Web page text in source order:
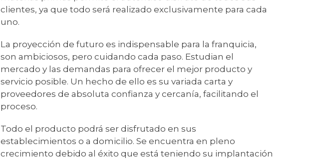
clientes, ya que todo será realizado exclusivamente para cada
uno.
La proyección de futuro es indispensable para la franquicia,
son ambiciosos, pero cuidando cada paso. Estudian el
mercado y las demandas para ofrecer el mejor producto y
servicio posible. Un hecho de ello es su variada carta y
proveedores de absoluta confianza y cercanía, facilitando el
proceso.
Todo el producto podrá ser disfrutado en sus
establecimientos o a domicilio. Se encuentra en pleno
crecimiento debido al éxito que está teniendo su implantación